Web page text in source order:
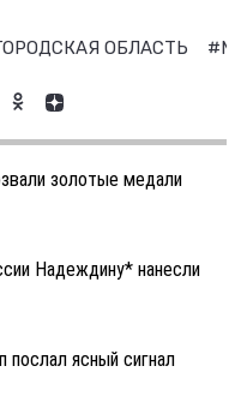
ОБЛАСТЬ
золотые медали
Надеждину* нанесли
ясный сигнал